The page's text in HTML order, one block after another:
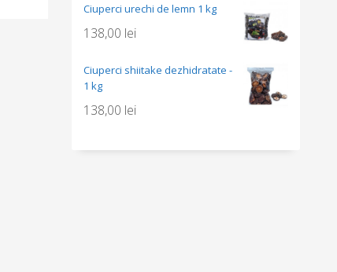
Ciuperci urechi de lemn 1 kg
138,00 lei
Ciuperci shiitake dezhidratate -
1 kg
138,00 lei